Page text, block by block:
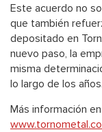
Este acuerdo no
que también
depositado en
nuevo paso, la
misma
lo largo de los años.
Más información